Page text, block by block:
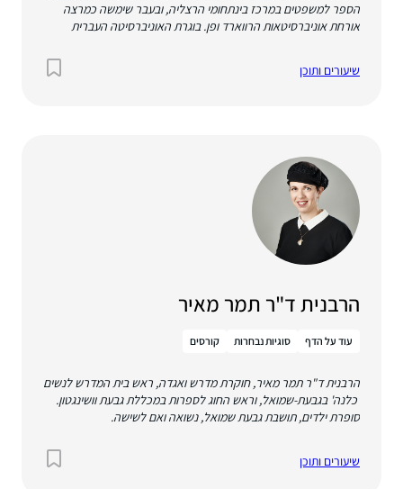
הספר למשפטים במרכז בינתחומי הרצליה, ובעבר שימשה כמרצה
אורחת אוניברסיטאות הרווארד ופן. בוגרת האוניברסיטה העברית
Knowledge in the Talmud.
שיעורים ותוכן
הרבנית ד"ר תמר מאיר
עוד על הדף סוגיות נבחרות קורסים
הרבנית ד"ר תמר מאיר, חוקרת מדרש ואגדה, ראש בית המדרש לנשים
'כלנה' ​בגבעת-שמואל, וראש החוג לספרות במכללת גבעת וושינגטון.
סופרת ילדים, תושבת גבעת שמואל, נשואה ואם לשישה.
שיעורים ותוכן